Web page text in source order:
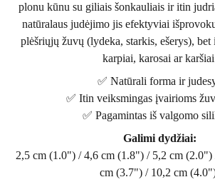
plonu kūnu su giliais šonkauliais ir itin
natūralaus judėjimo jis efektyviai
plėšriųjų žuvų (lydeka, starkis, ešerys),
karpiai, karosai ar
✅ Natūrali forma ir
✅ Itin veiksmingas įvairioms
✅ Pagamintas iš valgomo
Galimi dydžiai:
2,5 cm (1.0") / 4,6 cm (1.8") / 5,2 cm
cm (3.7") / 10,2 cm